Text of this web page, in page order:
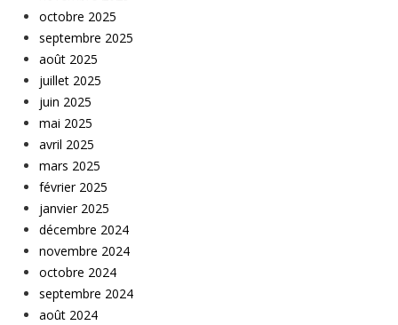
octobre 2025
septembre 2025
août 2025
juillet 2025
juin 2025
mai 2025
avril 2025
mars 2025
février 2025
janvier 2025
décembre 2024
novembre 2024
octobre 2024
septembre 2024
août 2024